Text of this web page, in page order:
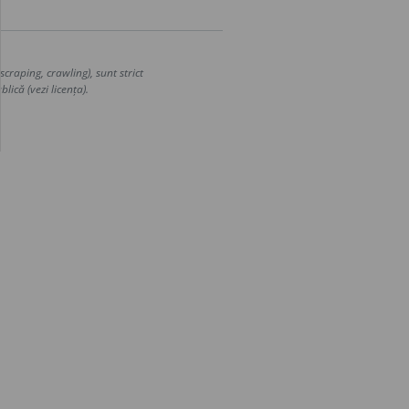
crawling), sunt strict
(vezi licența).